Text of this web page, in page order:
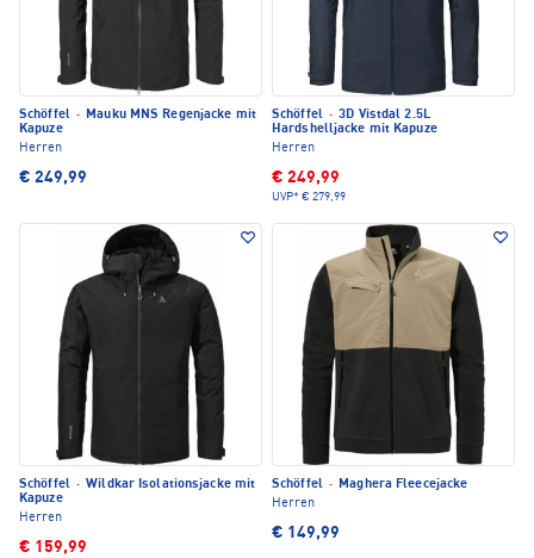
Schöffel · Mauku MNS Regenjacke mit
Kapuze
Herren
€ 249,99
Schöffel · 3D Vistdal 2.5L
Hardshelljacke mit Kapuze
Herren
€ 249,99
UVP* € 279,99
Schöffel · Wildkar Isolationsjacke mit
Kapuze
Herren
€ 159,99
Schöffel · Maghera Fleecejacke
Herren
€ 149,99